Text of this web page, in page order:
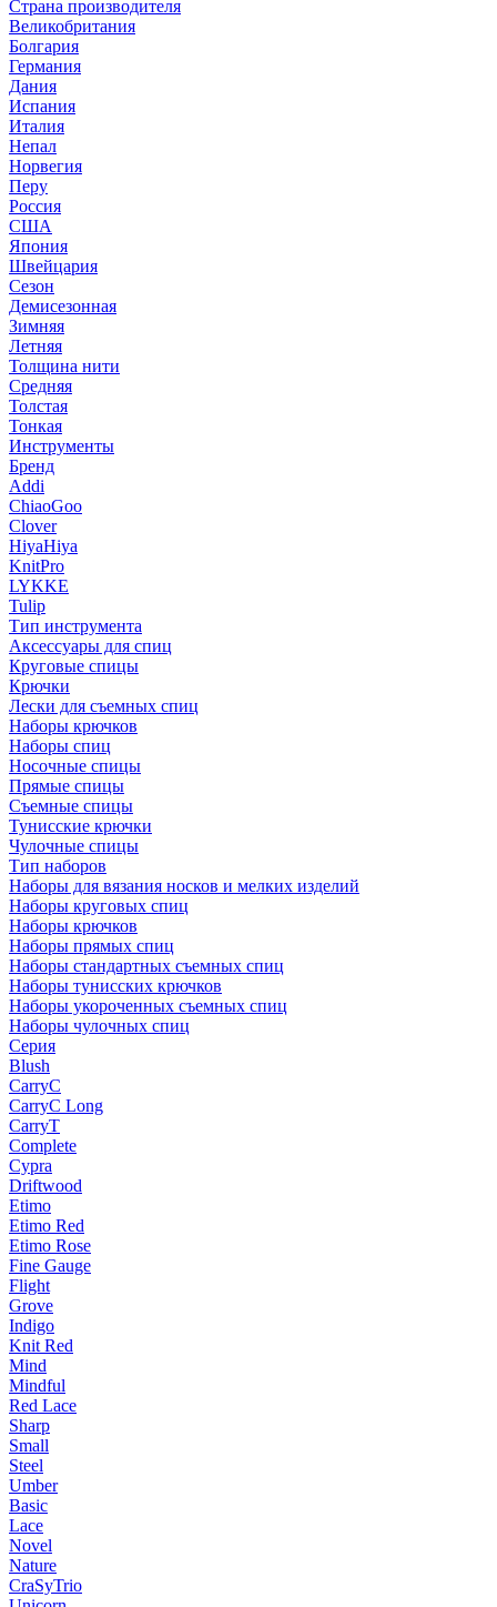
Страна производителя
Великобритания
Болгария
Германия
Дания
Испания
Италия
Непал
Норвегия
Перу
Россия
США
Япония
Швейцария
Сезон
Демисезонная
Зимняя
Летняя
Толщина нити
Средняя
Толстая
Тонкая
Инструменты
Бренд
Addi
ChiaoGoo
Clover
HiyaHiya
KnitPro
LYKKE
Tulip
Тип инструмента
Аксессуары для спиц
Круговые спицы
Крючки
Лески для съемных спиц
Наборы крючков
Наборы спиц
Носочные спицы
Прямые спицы
Съемные спицы
Тунисские крючки
Чулочные спицы
Тип наборов
Наборы для вязания носков и мелких изделий
Наборы круговых спиц
Наборы крючков
Наборы прямых спиц
Наборы стандартных съемных спиц
Наборы тунисских крючков
Наборы укороченных съемных спиц
Наборы чулочных спиц
Серия
Blush
CarryC
CarryC Long
CarryT
Complete
Cypra
Driftwood
Etimo
Etimo Red
Etimo Rose
Fine Gauge
Flight
Grove
Indigo
Knit Red
Mind
Mindful
Red Lace
Sharp
Small
Steel
Umber
Basic
Lace
Novel
Nature
CraSyTrio